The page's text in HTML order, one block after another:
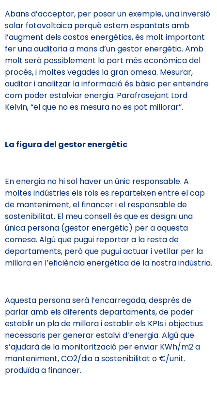
Abans d’acceptar, per posar un exemple, una inversió
solar fotovoltaica perquè estem espantats amb
l’augment dels costos energètics, és molt important
fer una auditoria a mans d’un gestor energètic. Amb
molt serà possiblement la part més econòmica del
procés, i moltes vegades la gran omesa. Mesurar,
auditar i analitzar la informació és bàsic per entendre
com poder estalviar energia. Parafrasejant Lord
Kelvin, “el que no es mesura no es pot millorar”.
La figura del gestor energètic
En energia no hi sol haver un únic responsable. A
moltes indústries els rols es reparteixen entre el cap
de manteniment, el financer i el responsable de
sostenibilitat. El meu consell és que es designi una
única persona (gestor energètic) per a aquesta
comesa. Algú que pugui reportar a la resta de
departaments, però que pugui actuar i vetllar per la
millora en l’eficiència energètica de la nostra indústria.
Aquesta persona serà l’encarregada, després de
parlar amb els diferents departaments, de poder
establir un pla de millora i establir els KPIs i objectius
necessaris per generar estalvi d’energia. Algú que
s’ajudarà de la monitorització per enviar KWh/m2 a
manteniment, CO2/dia a sostenibilitat o €/unit.
produïda a financer.